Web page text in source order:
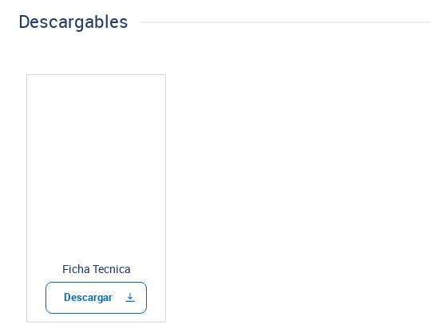
Descargables
Ficha Tecnica
Descargar